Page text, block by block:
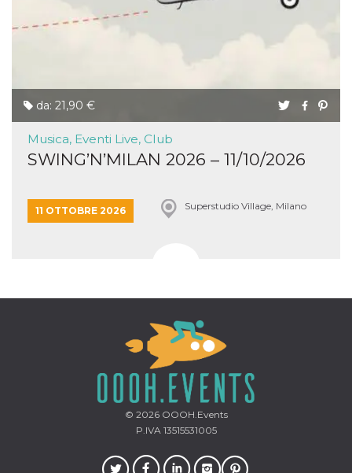
da: 21,90 €
Musica, Eventi Live, Club
SWING’N’MILAN 2026 – 11/10/2026
11 OTTOBRE 2026 Superstudio Village, Milano
© 2026OOOH.Events
P.IVA 13515531005